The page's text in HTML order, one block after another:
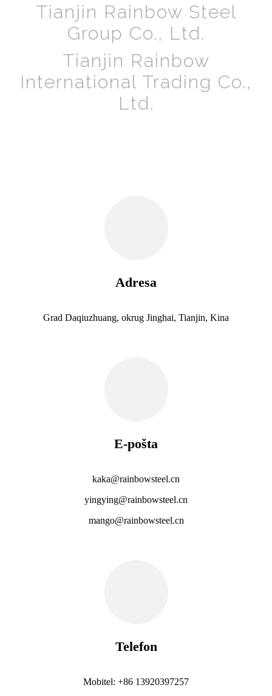
Tianjin Rainbow Steel
Group Co., Ltd.
Tianjin Rainbow
International Trading Co.,
Ltd.
Adresa
Grad Daqiuzhuang, okrug Jinghai, Tianjin, Kina
E-pošta
kaka@rainbowsteel.cn
yingying@rainbowsteel.cn
mango@rainbowsteel.cn
Telefon
Mobitel: +86 13920397257